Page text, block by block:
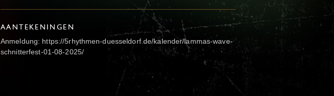
AANTEKENINGEN
Anmeldung: https://5rhythmen-duesseldorf.de/kalender/lammas-wave-
schnitterfest-01-08-2025/